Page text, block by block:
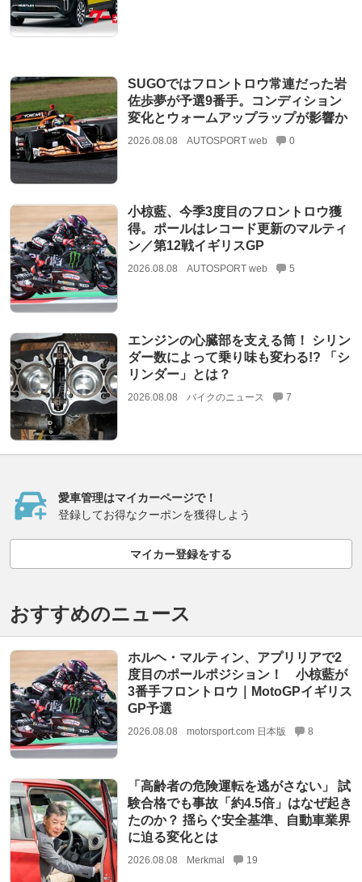
SUGOではフロントロウ常連だった岩
佐歩夢が予選9番手。コンディション
変化とウォームアップラップが影響か
2026.08.08 AUTOSPORT web 0
小椋藍、今季3度目のフロントロウ獲
得。ポールはレコード更新のマルティ
ン／第12戦イギリスGP
2026.08.08 AUTOSPORT web 5
エンジンの心臓部を支える筒！ シリン
ダー数によって乗り味も変わる!? 「シ
リンダー」とは？
2026.08.08 バイクのニュース 7
愛車管理はマイカーページで！
登録してお得なクーポンを獲得しよう
マイカー登録をする
おすすめのニュース
ホルヘ・マルティン、アプリリアで2
度目のポールポジション！ 小椋藍が
3番手フロントロウ｜MotoGPイギリス
GP予選
2026.08.08 motorsport.com 日本版 8
「高齢者の危険運転を逃がさない」 試
験合格でも事故「約4.5倍」はなぜ起き
たのか？ 揺らぐ安全基準、自動車業界
に迫る変化とは
2026.08.08 Merkmal 19